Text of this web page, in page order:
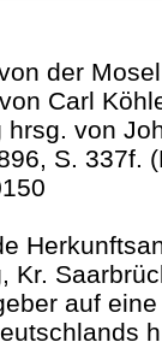
der
Carl
hrsg. von
S. 337f.
Kr.
auf